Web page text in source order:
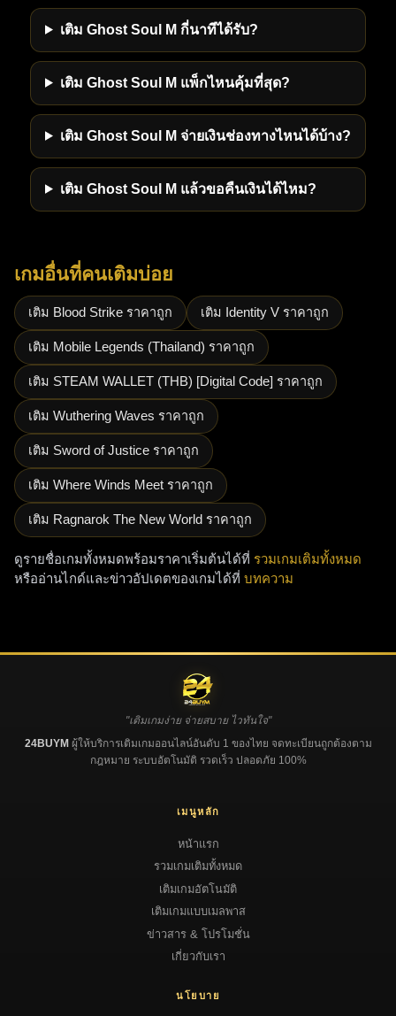
เติม Ghost Soul M กี่นาทีได้รับ?
เติม Ghost Soul M แพ็กไหนคุ้มที่สุด?
เติม Ghost Soul M จ่ายเงินช่องทางไหนได้บ้าง?
เติม Ghost Soul M แล้วขอคืนเงินได้ไหม?
เกมอื่นที่คนเติมบ่อย
เติม Blood Strike ราคาถูก เติม Identity V ราคาถูก
เติม Mobile Legends (Thailand) ราคาถูก
เติม STEAM WALLET (THB) [Digital Code] ราคาถูก
เติม Wuthering Waves ราคาถูก
เติม Sword of Justice ราคาถูก
เติม Where Winds Meet ราคาถูก
เติม Ragnarok The New World ราคาถูก
ดูรายชื่อเกมทั้งหมดพร้อมราคาเริ่มต้นได้ที่ รวมเกมเติมทั้งหมด
หรืออ่านไกด์และข่าวอัปเดตของเกมได้ที่ บทความ
"เติมเกมง่าย จ่ายสบาย ไวทันใจ"
24BUYMผู้ให้บริการเติมเกมออนไลน์อันดับ 1 ของไทย จดทะเบียนถูกต้องตาม
กฎหมาย ระบบอัตโนมัติ รวดเร็ว ปลอดภัย 100%
เมนูหลัก
หน้าแรก
รวมเกมเติมทั้งหมด
เติมเกมอัตโนมัติ
เติมเกมแบบเมลพาส
ข่าวสาร & โปรโมชั่น
เกี่ยวกับเรา
นโยบาย